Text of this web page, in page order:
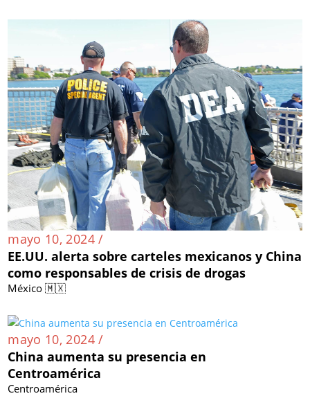
mayo 10, 2024 /
EE.UU. alerta sobre carteles mexicanos y China
como responsables de crisis de drogas
México 🇲🇽
mayo 10, 2024 /
China aumenta su presencia en
Centroamérica
Centroamérica